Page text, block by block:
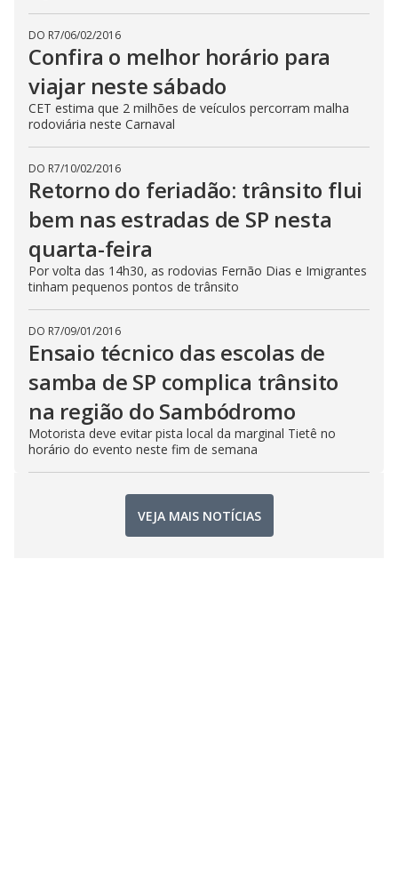
DO R7/06/02/2016
Confira o melhor horário para
viajar neste sábado
CET estima que 2 milhões de veículos percorram malha
rodoviária neste Carnaval
DO R7/10/02/2016
Retorno do feriadão: trânsito flui
bem nas estradas de SP nesta
quarta-feira
Por volta das 14h30, as rodovias Fernão Dias e Imigrantes
tinham pequenos pontos de trânsito
DO R7/09/01/2016
Ensaio técnico das escolas de
samba de SP complica trânsito
na região do Sambódromo
Motorista deve evitar pista local da marginal Tietê no
horário do evento neste fim de semana
VEJA MAIS NOTÍCIAS